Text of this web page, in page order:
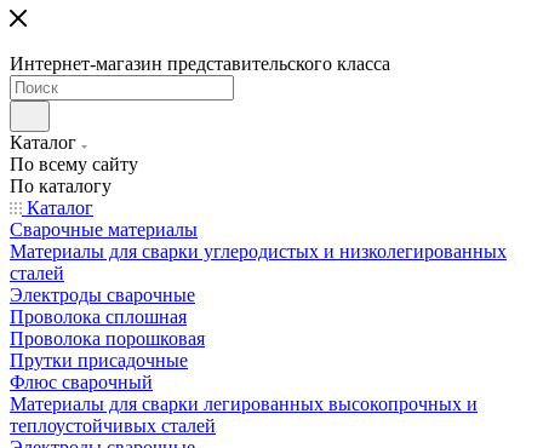
Интернет-магазин представительского класса
Каталог
По всему сайту
По каталогу
Каталог
Сварочные материалы
Материалы для сварки углеродистых и низколегированных
сталей
Электроды сварочные
Проволока сплошная
Проволока порошковая
Прутки присадочные
Флюс сварочный
Материалы для сварки легированных высокопрочных и
теплоустойчивых сталей